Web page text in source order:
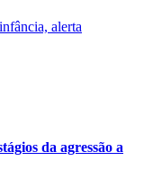
da agressão a